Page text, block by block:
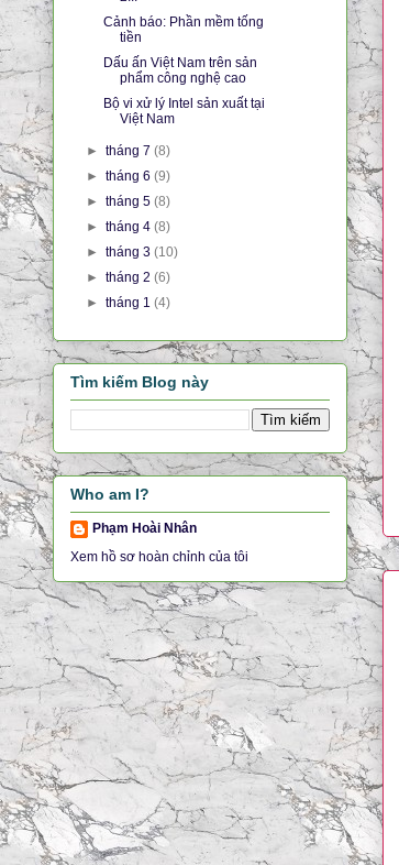
Cảnh báo: Phần mềm tống
tiền
Dấu ấn Việt Nam trên sản
phẩm công nghệ cao
Bộ vi xử lý Intel sản xuất tại
Việt Nam
►tháng 7(8)
►tháng 6(9)
►tháng 5(8)
►tháng 4(8)
►tháng 3(10)
►tháng 2(6)
►tháng 1(4)
Tìm kiếm Blog này
Who am I?
Phạm Hoài Nhân
Xem hồ sơ hoàn chỉnh của tôi